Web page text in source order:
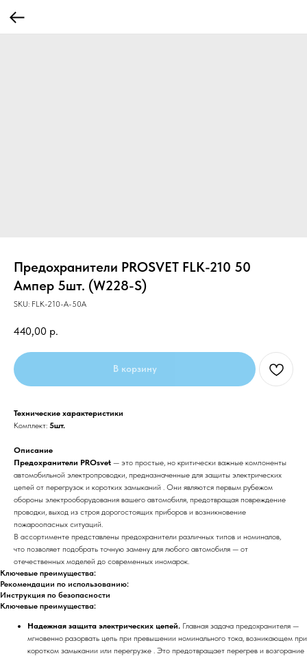
Предохранители PROSVET FLK-210 50
Ампер 5шт. (W228-S)
SKU: FLK-210-A-50A
440,00 р.
В корзину
Технические характеристики
Комплект: 5шт.
Описание
Предохранители PROsvet — это простые, но критически важные компоненты
автомобильной электропроводки, предназначенные для защиты электрических
цепей от перегрузок и коротких замыканий . Они являются первым рубежом
обороны электрооборудования вашего автомобиля, предотвращая повреждение
проводки, выход из строя дорогостоящих приборов и возникновение
пожароопасных ситуаций.
В ассортименте представлены предохранители различных типов и номиналов,
что позволяет подобрать точную замену для любого автомобиля — от
отечественных моделей до современных иномарок.
Ключевые преимущества:
Рекомендации по использованию:
Инструкция по безопасности
Ключевые преимущества:
Надежная защита электрических цепей. Главная задача предохранителя —
мгновенно разорвать цепь при превышении номинального тока, возникающем при
коротком замыкании или перегрузке . Это предотвращает перегрев и возгорание